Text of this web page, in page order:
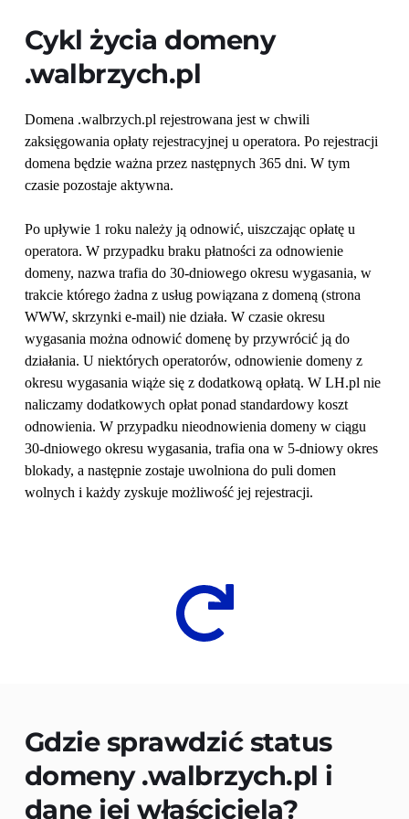
Cykl życia domeny
.walbrzych.pl
Domena .walbrzych.pl rejestrowana jest w chwili
zaksięgowania opłaty rejestracyjnej u operatora. Po rejestracji
domena będzie ważna przez następnych 365 dni. W tym
czasie pozostaje aktywna.
Po upływie 1 roku należy ją odnowić, uiszczając opłatę u
operatora. W przypadku braku płatności za odnowienie
domeny, nazwa trafia do 30-dniowego okresu wygasania, w
trakcie którego żadna z usług powiązana z domeną (strona
WWW, skrzynki e-mail) nie działa. W czasie okresu
wygasania można odnowić domenę by przywrócić ją do
działania. U niektórych operatorów, odnowienie domeny z
okresu wygasania wiąże się z dodatkową opłatą. W LH.pl nie
naliczamy dodatkowych opłat ponad standardowy koszt
odnowienia. W przypadku nieodnowienia domeny w ciągu
30-dniowego okresu wygasania, trafia ona w 5-dniowy okres
blokady, a następnie zostaje uwolniona do puli domen
wolnych i każdy zyskuje możliwość jej rejestracji.
Gdzie sprawdzić status
domeny .walbrzych.pl i
dane jej właściciela?